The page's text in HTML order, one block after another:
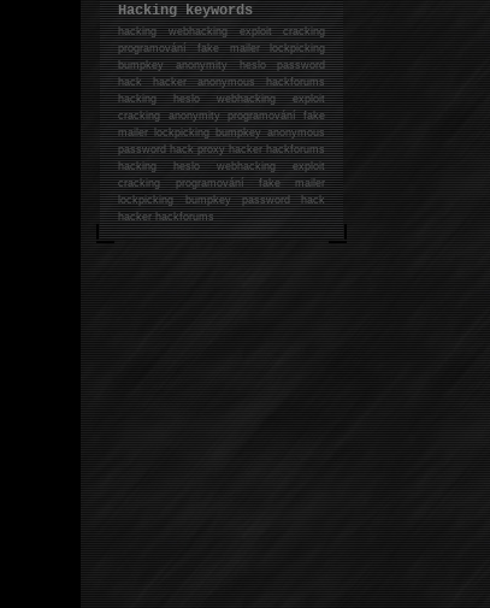
Hacking keywords
hackingwebhacking exploit cracking
programování fake mailer lockpicking
bumpkey anonymity heslo password
hackhacker anonymous hackforums
hackingheslo webhacking exploit
cracking anonymity programování fake
mailer lockpicking bumpkey anonymous
password hack proxy hacker hackforums
hacking heslo webhacking exploit
cracking programování fake mailer
lockpicking bumpkey password hack
hackerhackforums